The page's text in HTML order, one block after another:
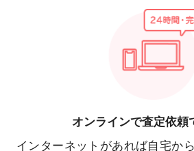
オンラインで査定依頼
インターネットがあれば自宅か